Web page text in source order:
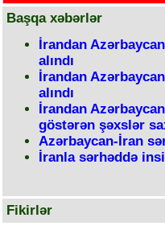
Başqa xəbərlər
İrandan
alındı
İrandan
alındı
İrandan
göstərən şəxslər
Azərbaycan-İran
İranla sərhəddə
Fikirlər